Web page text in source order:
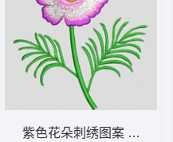
紫色花朵刺绣图案 苏绣花